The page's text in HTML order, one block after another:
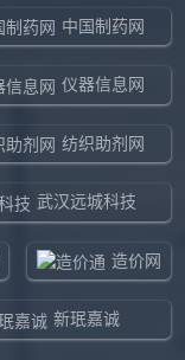
中国制药网
仪器信息网
纺织助剂网
武汉远城科技
造价网
新珉嘉诚